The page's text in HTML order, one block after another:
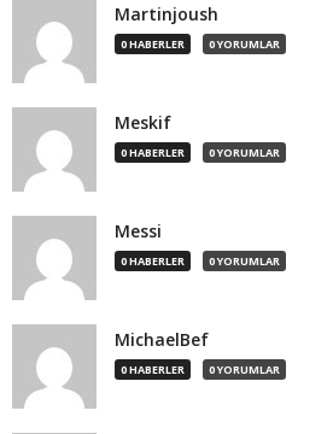
Martinjoush
0 HABERLER 0 YORUMLAR
Meskif
0 HABERLER 0 YORUMLAR
Messi
0 HABERLER 0 YORUMLAR
MichaelBef
0 HABERLER 0 YORUMLAR